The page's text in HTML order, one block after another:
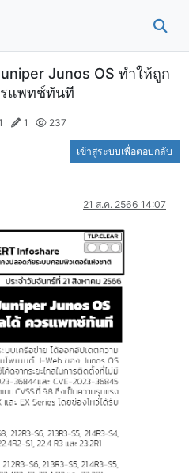
Junos OS ทำให้ถูก
รแพทช์ทันที
1 237
เข้าสู่ระบบเพื่อตอบกลับ
21 ส.ค. 2566 14:07